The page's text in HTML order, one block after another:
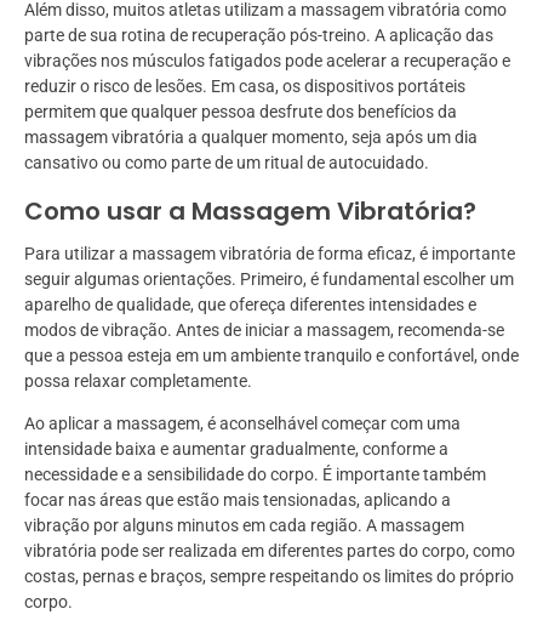
Além disso, muitos atletas utilizam a massagem vibratória como
parte de sua rotina de recuperação pós-treino. A aplicação das
vibrações nos músculos fatigados pode acelerar a recuperação e
reduzir o risco de lesões. Em casa, os dispositivos portáteis
permitem que qualquer pessoa desfrute dos benefícios da
massagem vibratória a qualquer momento, seja após um dia
cansativo ou como parte de um ritual de autocuidado.
Como usar a Massagem Vibratória?
Para utilizar a massagem vibratória de forma eficaz, é importante
seguir algumas orientações. Primeiro, é fundamental escolher um
aparelho de qualidade, que ofereça diferentes intensidades e
modos de vibração. Antes de iniciar a massagem, recomenda-se
que a pessoa esteja em um ambiente tranquilo e confortável, onde
possa relaxar completamente.
Ao aplicar a massagem, é aconselhável começar com uma
intensidade baixa e aumentar gradualmente, conforme a
necessidade e a sensibilidade do corpo. É importante também
focar nas áreas que estão mais tensionadas, aplicando a
vibração por alguns minutos em cada região. A massagem
vibratória pode ser realizada em diferentes partes do corpo, como
costas, pernas e braços, sempre respeitando os limites do próprio
corpo.